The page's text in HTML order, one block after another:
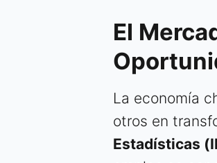
El
La economía
otros en
Estadísticas